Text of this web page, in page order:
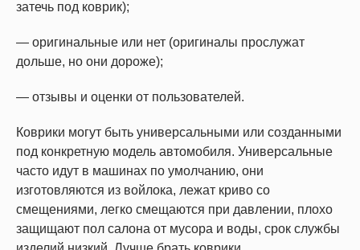
затечь под коврик);
— оригинальные или нет (оригиналы прослужат
дольше, но они дороже);
— отзывы и оценки от пользователей.
Коврики могут быть универсальными или созданными
под конкретную модель автомобиля. Универсальные
часто идут в машинах по умолчанию, они
изготовляются из войлока, лежат криво со
смещениями, легко смещаются при давлении, плохо
защищают пол салона от мусора и воды, срок службы